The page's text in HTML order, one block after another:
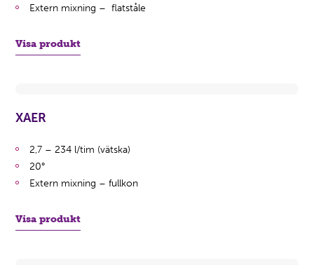
Extern mixning – flatståle
Visa produkt
XAER
2,7 – 234 l/tim (vätska)
20°
Extern mixning – fullkon
Visa produkt